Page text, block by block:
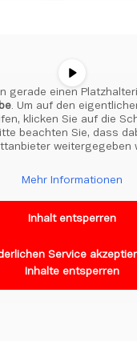
. Um auf den
klicken Sie auf die
beachten Sie, dass
weitergegeben
Mehr Informationen
Inhalt entsperren
Service
Inhalte entsperren